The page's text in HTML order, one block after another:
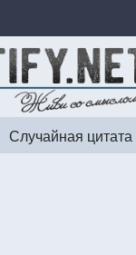
Случайная цитата